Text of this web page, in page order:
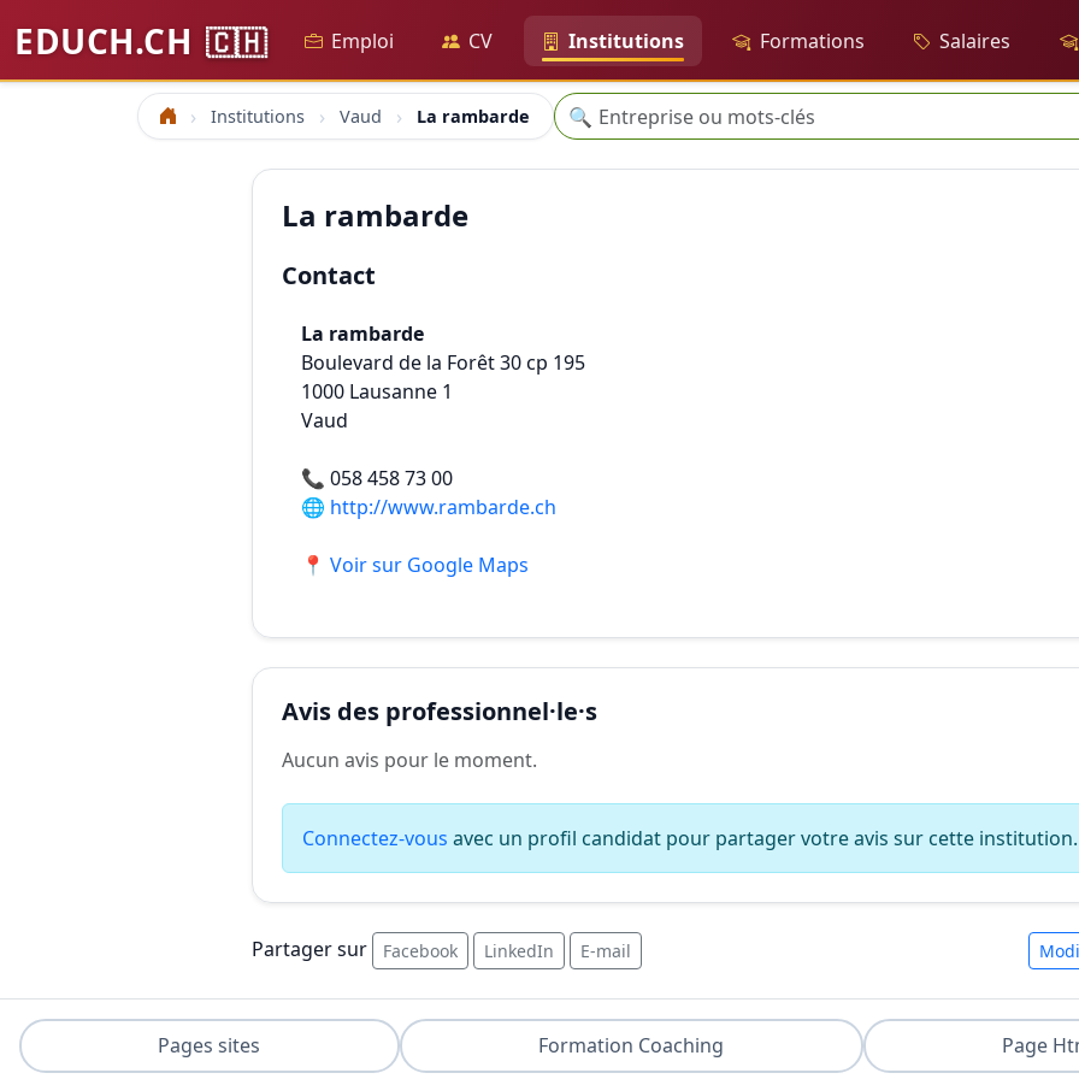
EDUCH.CH 🇨🇭 Emploi CV Institutions Formations Salaires
Accueil Institutions Vaud La rambarde Recherche
🔍
La rambarde
Contact
La rambarde
Boulevard de la Forêt 30 cp 195
1000 Lausanne 1
Vaud
📞 058 458 73 00
🌐 http://www.rambarde.ch
📍 Voir sur Google Maps
Avis des professionnel·le·s
Aucun avis pour le moment.
Connectez-vous avec un profil candidat pour partager votre avis sur cette institution.
Partager sur Facebook LinkedIn E-mail
Pages sites Formation Coaching Page